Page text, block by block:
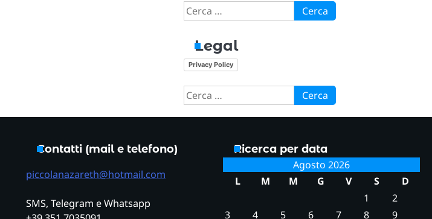
Ricerca
per:
Legal
Privacy Policy
Ricerca
per:
Contatti (mail e telefono)
piccolanazareth@hotmail.com
SMS, Telegram e Whatsapp
Ricerca per data
Agosto 2026
L
M M G V S
D
1
2
3
4 5 6 7 8 9